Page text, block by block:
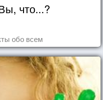
что...?
обо всем